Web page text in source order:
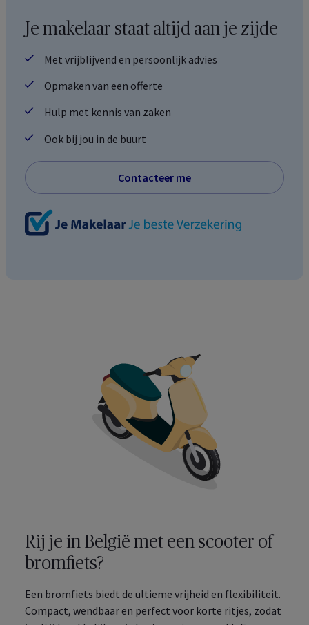
Je makelaar staat altijd aan je zijde
Met vrijblijvend en persoonlijk advies
Opmaken van een offerte
Hulp met kennis van zaken
Ook bij jou in de buurt
Contacteer me
Rij je in België met een scooter of
bromfiets?
Een bromfiets biedt de ultieme vrijheid en flexibiliteit.
Compact, wendbaar en perfect voor korte ritjes, zodat